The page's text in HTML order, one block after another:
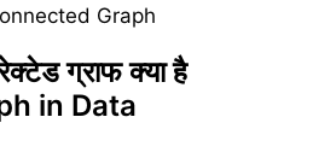
Graph
ग्राफ क्या है
in Data